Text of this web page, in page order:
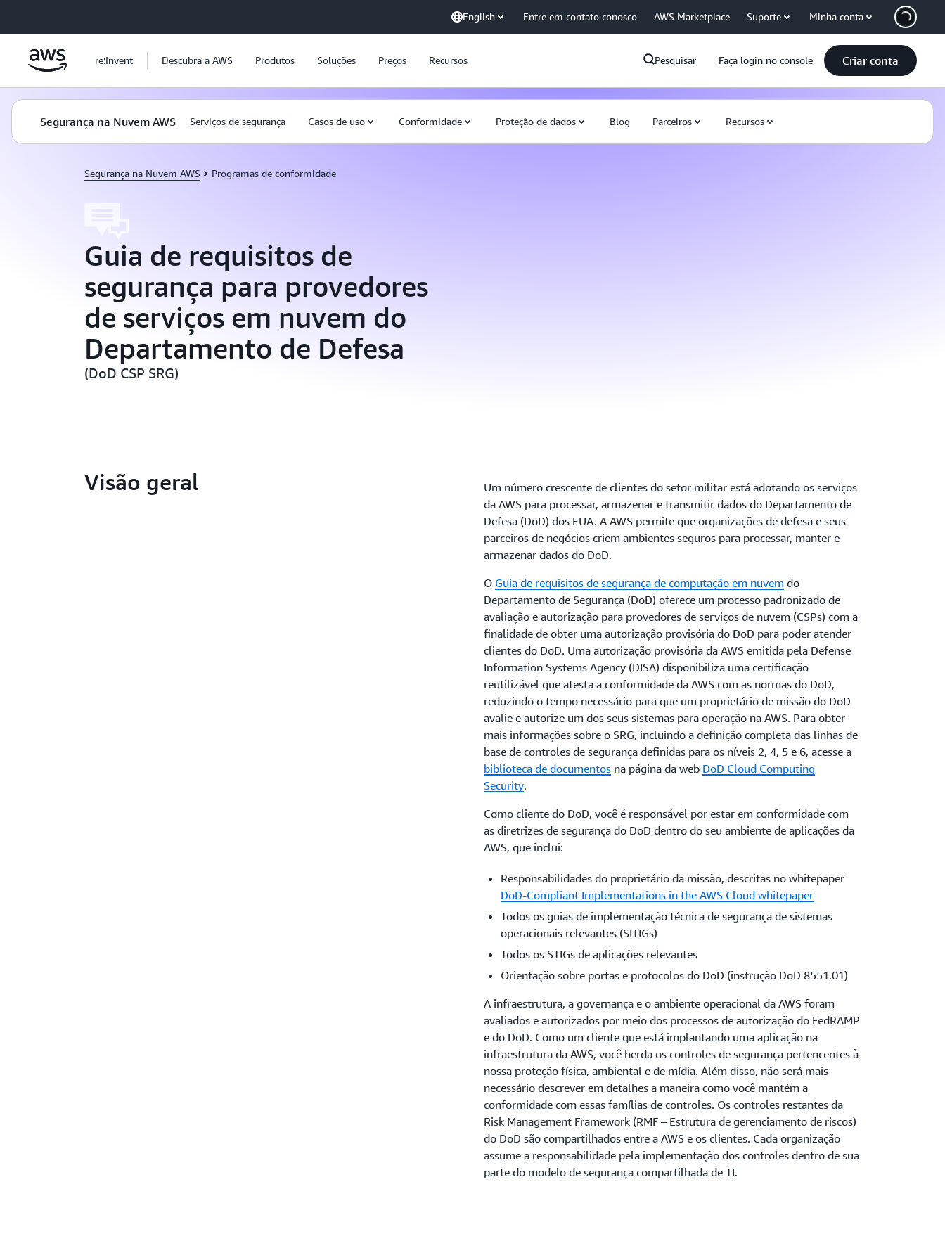
English Entre em contato conosco AWS Marketplace Suporte Minha conta
re:Invent Descubra a AWS Produtos Soluções Preços Recursos Pesquisar Faça login no console Criar conta
Segurança na Nuvem AWS Serviços de segurança Casos de uso Conformidade Proteção de dados Blog Parceiros Recursos
Segurança na Nuvem AWS Programas de conformidade
Guia de requisitos de
segurança para provedores
de serviços em nuvem do
Departamento de Defesa
(DoD CSP SRG)
Visão geral
Um número crescente de clientes do setor militar está adotando os serviços
da AWS para processar, armazenar e transmitir dados do Departamento de
Defesa (DoD) dos EUA. A AWS permite que organizações de defesa e seus
parceiros de negócios criem ambientes seguros para processar, manter e
armazenar dados do DoD.
O Guia de requisitos de segurança de computação em nuvem do
Departamento de Segurança (DoD) oferece um processo padronizado de
avaliação e autorização para provedores de serviços de nuvem (CSPs) com a
finalidade de obter uma autorização provisória do DoD para poder atender
clientes do DoD. Uma autorização provisória da AWS emitida pela Defense
Information Systems Agency (DISA) disponibiliza uma certificação
reutilizável que atesta a conformidade da AWS com as normas do DoD,
reduzindo o tempo necessário para que um proprietário de missão do DoD
avalie e autorize um dos seus sistemas para operação na AWS. Para obter
mais informações sobre o SRG, incluindo a definição completa das linhas de
base de controles de segurança definidas para os níveis 2, 4, 5 e 6, acesse a
biblioteca de documentos na página da web DoD Cloud Computing
Security.
Como cliente do DoD, você é responsável por estar em conformidade com
as diretrizes de segurança do DoD dentro do seu ambiente de aplicações da
AWS, que inclui:
Responsabilidades do proprietário da missão, descritas no whitepaper
DoD-Compliant Implementations in the AWS Cloud whitepaper
Todos os guias de implementação técnica de segurança de sistemas
operacionais relevantes (SITIGs)
Todos os STIGs de aplicações relevantes
Orientação sobre portas e protocolos do DoD (instrução DoD 8551.01)
A infraestrutura, a governança e o ambiente operacional da AWS foram
avaliados e autorizados por meio dos processos de autorização do FedRAMP
e do DoD. Como um cliente que está implantando uma aplicação na
infraestrutura da AWS, você herda os controles de segurança pertencentes à
nossa proteção física, ambiental e de mídia. Além disso, não será mais
necessário descrever em detalhes a maneira como você mantém a
conformidade com essas famílias de controles. Os controles restantes da
Risk Management Framework (RMF – Estrutura de gerenciamento de riscos)
do DoD são compartilhados entre a AWS e os clientes. Cada organização
assume a responsabilidade pela implementação dos controles dentro de sua
parte do modelo de segurança compartilhada de TI.